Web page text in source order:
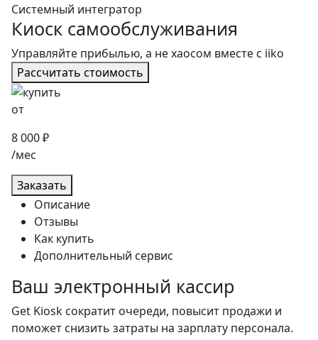
Системный интегратор
Киоск самообслуживания
Управляйте прибылью, а не хаосом вместе с iiko
Рассчитать стоимость
от
8 000 ₽
/мес
Заказать
Описание
Отзывы
Как купить
Дополнительный сервис
Ваш электронный кассир
Get Kiosk сократит очереди, повысит продажи и
поможет снизить затраты на зарплату персонала.